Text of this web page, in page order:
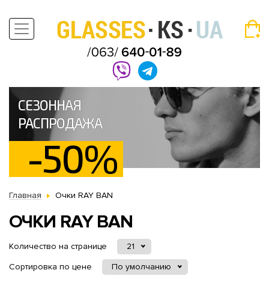
СЕЗОННАЯ
РАСПРОДАЖА
-50%
Главная Очки RAY BAN
ОЧКИ RAY BAN
Количество на странице
21
Сортировка по цене
По умолчанию